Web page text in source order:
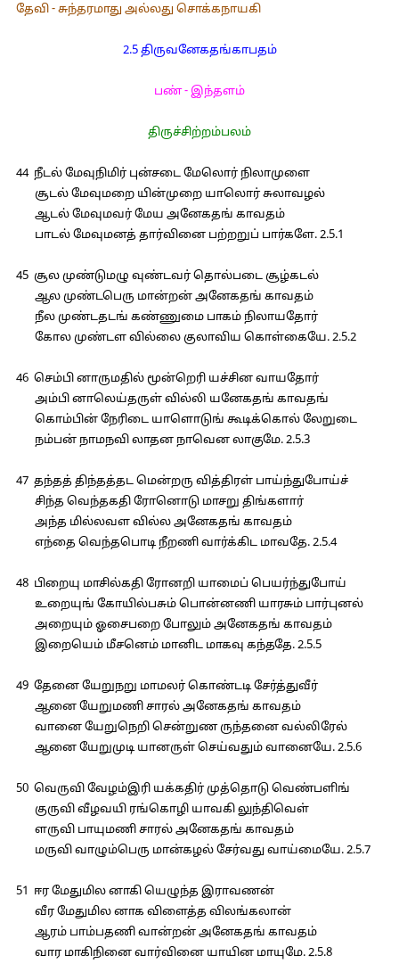
தேவி - சுந்தரமாது அல்லது சொக்கநாயகி
2.5 திருவனேகதங்காபதம்
பண் - இந்தளம்
திருச்சிற்றம்பலம்
44 நீடல் மேவுநிமிர் புன்சடை மேலொர் நிலாமுளை
சூடல் மேவுமறை யின்முறை யாலொர் சுலாவழல்
ஆடல் மேவுமவர் மேய அனேகதங் காவதம்
பாடல் மேவுமனத் தார்வினை பற்றறுப் பார்களே. 2.5.1
45 சூல முண்டுமழு வுண்டவர் தொல்படை சூழ்கடல்
ஆல முண்டபெரு மான்றன் அனேகதங் காவதம்
நீல முண்டதடங் கண்ணுமை பாகம் நிலாயதோர்
கோல முண்டள வில்லை குலாவிய கொள்கையே. 2.5.2
46 செம்பி னாருமதில் மூன்றெரி யச்சின வாயதோர்
அம்பி னாலெய்தருள் வில்லி யனேகதங் காவதங்
கொம்பின் நேரிடை யாளொடுங் கூடிக்கொல் லேறுடை
நம்பன் நாமநவி லாதன நாவென லாகுமே. 2.5.3
47 தந்தத் திந்தத்தட மென்றரு வித்திரள் பாய்ந்துபோய்ச்
சிந்த வெந்தகதி ரோனொடு மாசறு திங்களார்
அந்த மில்லவள வில்ல அனேகதங் காவதம்
எந்தை வெந்தபொடி நீறணி வார்க்கிட மாவதே. 2.5.4
48 பிறையு மாசில்கதி ரோனறி யாமைப் பெயர்ந்துபோய்
உறையுங் கோயில்பசும் பொன்னணி யாரசும் பார்புனல்
அறையும் ஓசைபறை போலும் அனேகதங் காவதம்
இறையெம் மீசனெம் மானிட மாகவு கந்ததே. 2.5.5
49 தேனை யேறுநறு மாமலர் கொண்டடி சேர்த்துவீர்
ஆனை யேறுமணி சாரல் அனேகதங் காவதம்
வானை யேறுநெறி சென்றுண ருந்தனை வல்லிரேல்
ஆனை யேறுமுடி யானருள் செய்வதும் வானையே. 2.5.6
50 வெருவி வேழம்இரி யக்கதிர் முத்தொடு வெண்பளிங்
குருவி வீழவயி ரங்கொழி யாவகி லுந்திவெள்
ளருவி பாயுமணி சாரல் அனேகதங் காவதம்
மருவி வாழும்பெரு மான்கழல் சேர்வது வாய்மையே. 2.5.7
51 ஈர மேதுமில னாகி யெழுந்த இராவணன்
வீர மேதுமில னாக விளைத்த விலங்கலான்
ஆரம் பாம்பதணி வான்றன் அனேகதங் காவதம்
வார மாகிநினை வார்வினை யாயின மாயுமே. 2.5.8